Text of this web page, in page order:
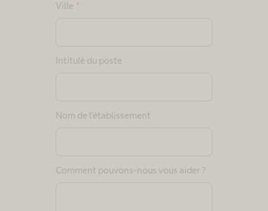
Ville *
Intitulé du poste
Nom de l'établissement
Comment pouvons-nous vous aider ?